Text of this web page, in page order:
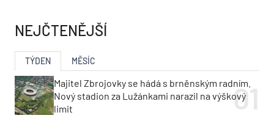
NEJČTENĚJŠÍ
TÝDEN MĚSÍC
Majitel Zbrojovky se hádá s brněnským radním.
Nový stadion za Lužánkami narazil na výškový
limit